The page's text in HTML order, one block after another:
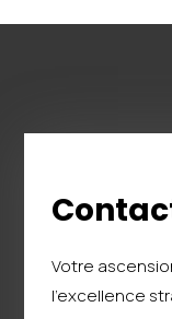
Votre
l’excellence